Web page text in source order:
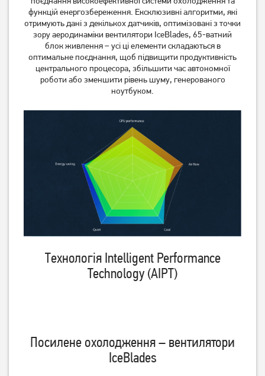
69 999грн
38 999 грн
Немає в наявності
функцій енергозбереження. Ексклюзивні алгоритми, які
отримують дані з декількох датчиків, оптимізовані з точки
зору аеродинаміки вентилятори IceBlades, 65-ватний
блок живлення – усі ці елементи складаються в
оптимальне поєднання, щоб підвищити продуктивність
центрального процесора, збільшити час автономної
роботи або зменшити рівень шуму, генерованого
ноутбуком.
Технологія Intelligent Performance
Technology (AIPT)
Посилене охолодження – вентилятори
IceBlades